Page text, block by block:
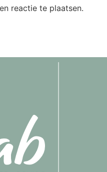
reactie te plaatsen.